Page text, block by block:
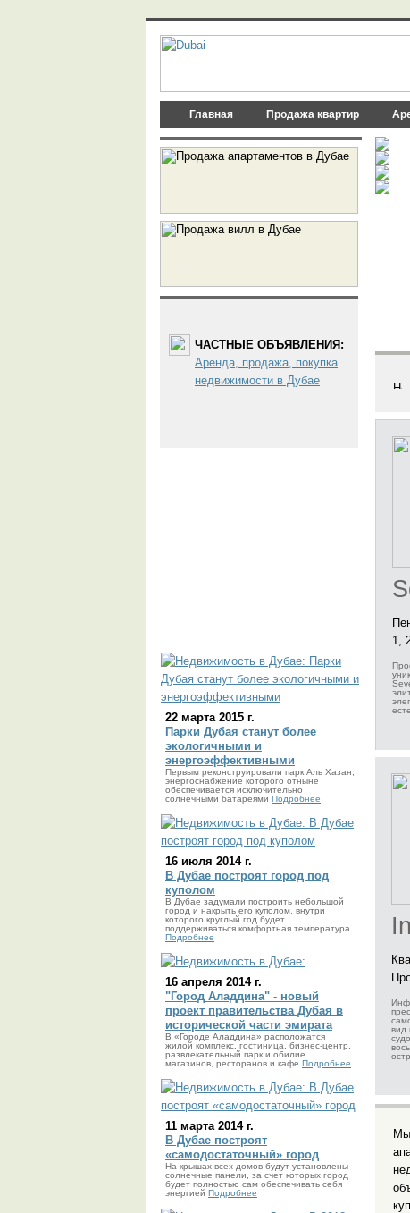
Главная Продажа квартир
ЧАСТНЫЕ ОБЪЯВЛЕНИЯ:
Аренда, продажа, покупка
недвижимости в Дубае
1,
вид
22 марта 2015 г.
Парки Дубая станут более
экологичными и
энергоэффективными
Первым реконструировали парк Аль Хазан,
энергоснабжение которого отныне
обеспечивается исключительно
солнечными батареями Подробнее
16 июля 2014 г.
В Дубае построят город под
куполом
В Дубае задумали построить небольшой
город и накрыть его куполом, внутри
которого круглый год будет
поддерживаться комфортная температура.
Подробнее
16 апреля 2014 г.
"Город Аладдина" - новый
проект правительства Дубая в
исторической части эмирата
В «Городе Аладдина» расположатся
жилой комплекс, гостиница, бизнес-центр,
развлекательный парк и обилие
магазинов, ресторанов и кафе Подробнее
11 марта 2014 г.
В Дубае построят
«самодостаточный» город
На крышах всех домов будут установлены
солнечные панели, за счет которых город
будет полностью сам обеспечивать себя
энергией Подробнее